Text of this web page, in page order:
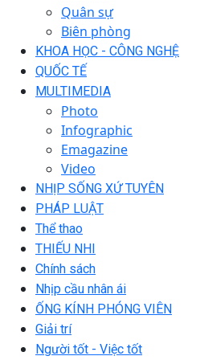
Quân sự
Biên phòng
KHOA HỌC - CÔNG NGHỆ
QUỐC TẾ
MULTIMEDIA
Photo
Infographic
Emagazine
Video
NHỊP SỐNG XỨ TUYÊN
PHÁP LUẬT
Thể thao
THIẾU NHI
Chính sách
Nhịp cầu nhân ái
ỐNG KÍNH PHÓNG VIÊN
Giải trí
Người tốt - Việc tốt